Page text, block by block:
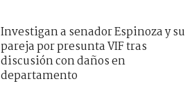
Investigan a senador Espinoza y su
pareja por presunta VIF tras
discusión con daños en
departamento